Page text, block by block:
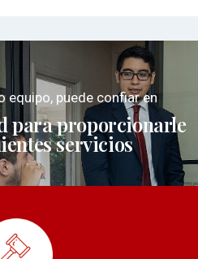
equipo, puede confiar en
para proporcionarle
servicios